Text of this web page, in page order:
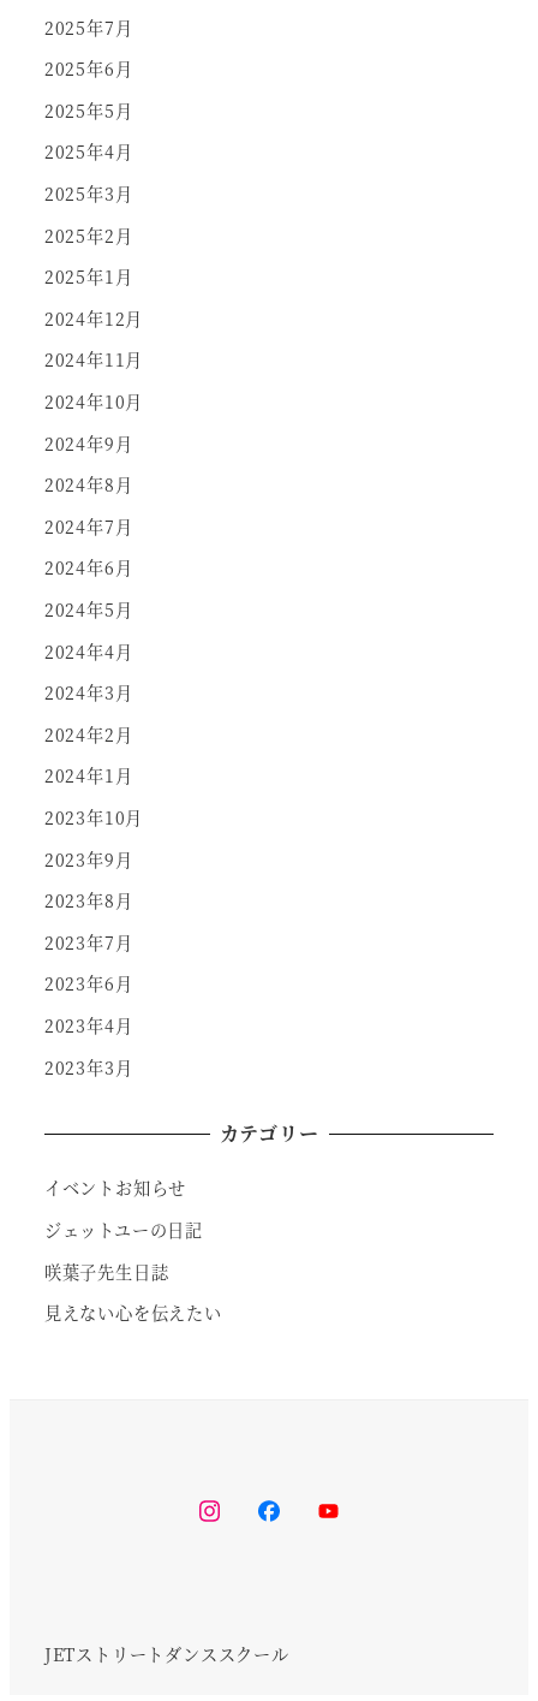
2025年7月
2025年6月
2025年5月
2025年4月
2025年3月
2025年2月
2025年1月
2024年12月
2024年11月
2024年10月
2024年9月
2024年8月
2024年7月
2024年6月
2024年5月
2024年4月
2024年3月
2024年2月
2024年1月
2023年10月
2023年9月
2023年8月
2023年7月
2023年6月
2023年4月
2023年3月
カテゴリー
イベントお知らせ
ジェットユーの日記
咲葉子先生日誌
見えない心を伝えたい
instagram
facebook
youtube
JETストリートダンススクール